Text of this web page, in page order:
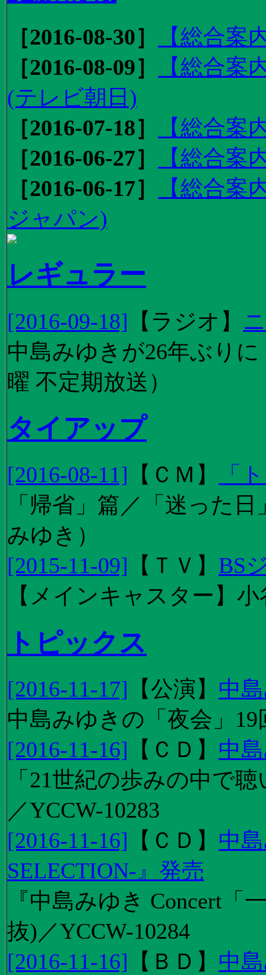
［2016-08-30］
【総合
［2016-08-09］
【総合
(テレビ朝日)
［2016-07-18］
【総合案
［2016-06-27］
【総合案
［2016-06-17］
【総合
ジャパン)
レギュラー
[2016-09-18] 【 ラジオ 】
中島みゆきが26年ぶり
曜 不定期放送）
タイアップ
[2016-08-11] 【 ＣＭ 】
「
「帰省」篇／「迷った
みゆき）
[2015-11-09] 【 ＴＶ 】 BS
【メインキャスター】
トピックス
[2016-11-17] 【公演 】 中
中島みゆきの「夜会」
[2016-11-16] 【 ＣＤ 】 中
「21世紀の歩みの中で
／YCCW-10283
[2016-11-16] 【 ＣＤ 】 中
SELECTION-』発売
『中島みゆき Concert
抜)／YCCW-10284
[2016-11-16] 【 ＢＤ 】 中